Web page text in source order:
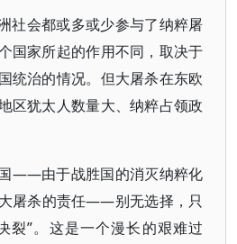
社会都或多或少参与了纳粹屠
国家所起的作用不同，取决于
统治的情况。但大屠杀在东欧
区犹太人数量大、纳粹占领政
——由于战胜国的消灭纳粹化
屠杀的责任——别无选择，只
裂”。这是一个漫长的艰难过